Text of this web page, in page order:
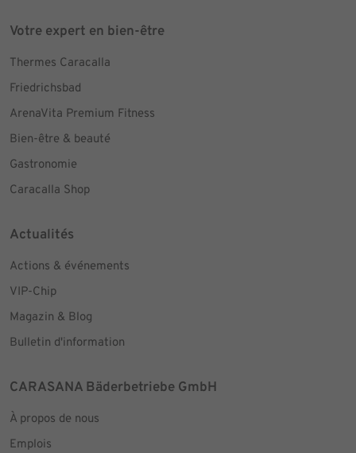
Votre expert en bien-être
Thermes Caracalla
Friedrichsbad
ArenaVita Premium Fitness
Bien-être & beauté
Gastronomie
Caracalla Shop
Actualités
Actions & événements
VIP-Chip
Magazin & Blog
Bulletin d'information
CARASANA Bäderbetriebe GmbH
À propos de nous
Emplois